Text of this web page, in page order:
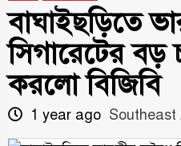
বাঘাইছড়িতে
সিগারেটের বড়
করলো বিজিবি
1 year ago Southeast